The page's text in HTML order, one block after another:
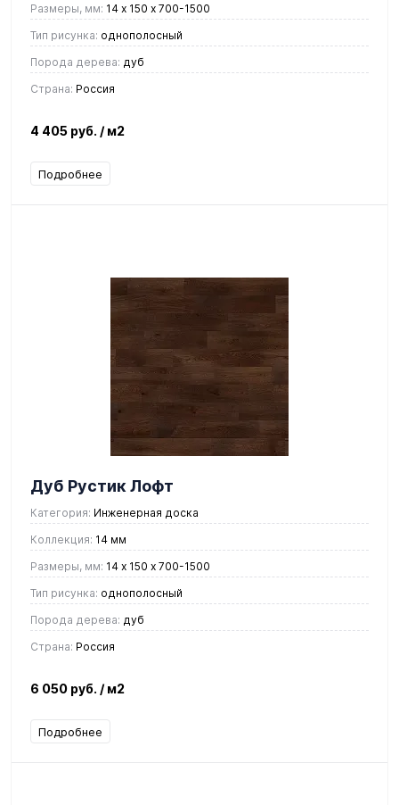
Размеры, мм: 14 х 150 х 700-1500
Тип рисунка: однополосный
Порода дерева: дуб
Страна: Россия
4 405 руб. / м2
Подробнее
Дуб Рустик Лофт
Категория: Инженерная доска
Коллекция: 14 мм
Размеры, мм: 14 х 150 х 700-1500
Тип рисунка: однополосный
Порода дерева: дуб
Страна: Россия
6 050 руб. / м2
Подробнее